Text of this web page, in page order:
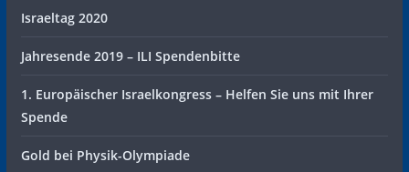
Israeltag 2020
Jahresende 2019 – ILI Spendenbitte
1. Europäischer Israelkongress – Helfen Sie uns mit Ihrer
Spende
Gold bei Physik-Olympiade